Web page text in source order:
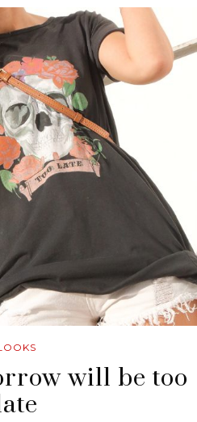
will be too